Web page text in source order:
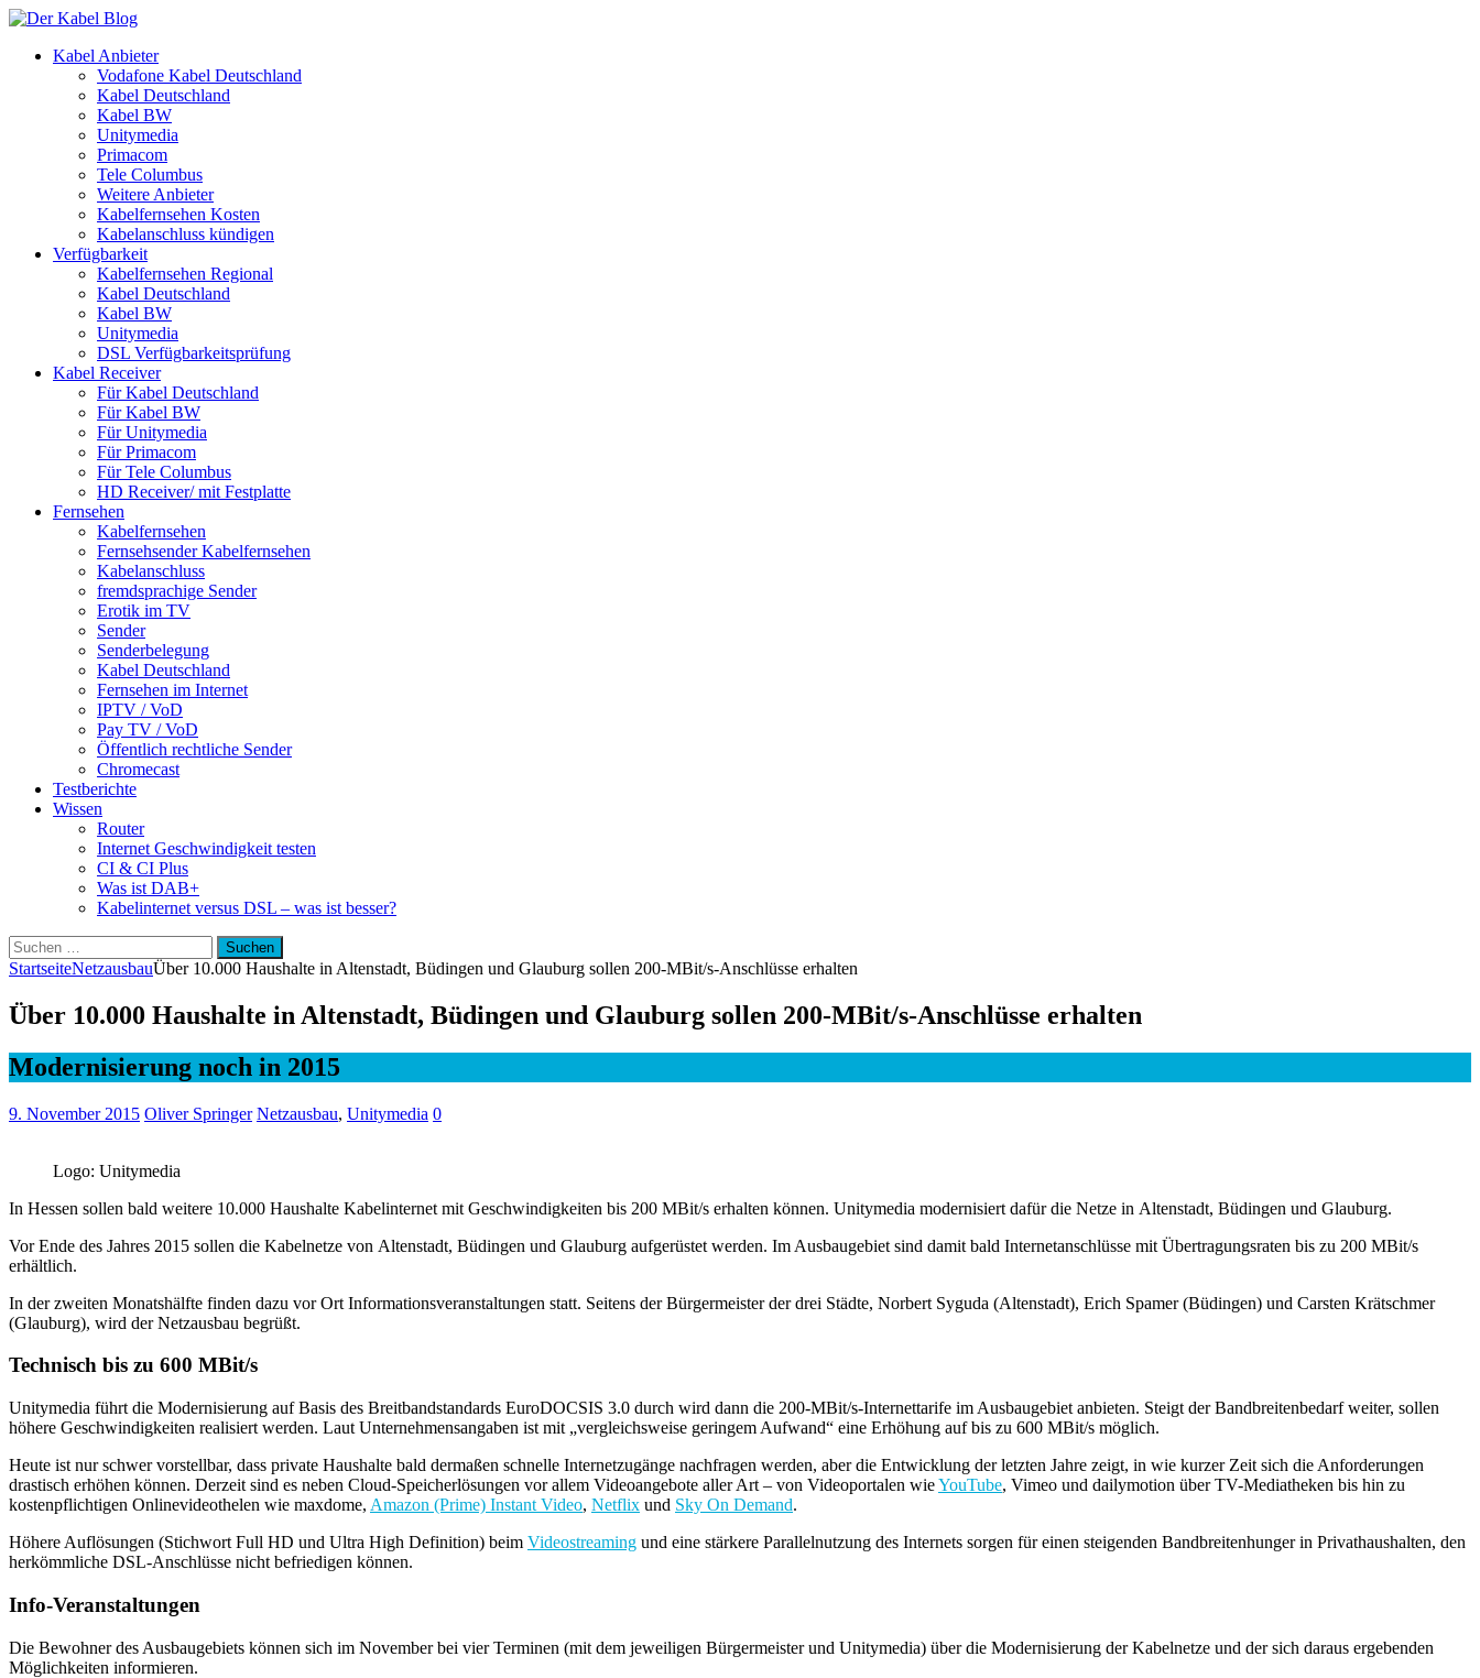
Kabel Anbieter
Vodafone Kabel Deutschland
Kabel Deutschland
Kabel BW
Unitymedia
Primacom
Tele Columbus
Weitere Anbieter
Kabelfernsehen Kosten
Kabelanschluss kündigen
Verfügbarkeit
Kabelfernsehen Regional
Kabel Deutschland
Kabel BW
Unitymedia
DSL Verfügbarkeitsprüfung
Kabel Receiver
Für Kabel Deutschland
Für Kabel BW
Für Unitymedia
Für Primacom
Für Tele Columbus
HD Receiver/ mit Festplatte
Fernsehen
Kabelfernsehen
Fernsehsender Kabelfernsehen
Kabelanschluss
fremdsprachige Sender
Erotik im TV
Sender
Senderbelegung
Kabel Deutschland
Fernsehen im Internet
IPTV / VoD
Pay TV / VoD
Öffentlich rechtliche Sender
Chromecast
Testberichte
Wissen
Router
Internet Geschwindigkeit testen
CI & CI Plus
Was ist DAB+
Kabelinternet versus DSL – was ist besser?
Suchen
nach:
StartseiteNetzausbauÜber 10.000 Haushalte in Altenstadt, Büdingen und Glauburg sollen 200-MBit/s-Anschlüsse erhalten
Über 10.000 Haushalte in Altenstadt, Büdingen und Glauburg sollen 200-MBit/s-Anschlüsse erhalten
Modernisierung noch in 2015
9. November 2015 Oliver Springer Netzausbau, Unitymedia 0
Logo: Unitymedia
In Hessen sollen bald weitere 10.000 Haushalte Kabelinternet mit Geschwindigkeiten bis 200 MBit/s erhalten können. Unitymedia modernisiert dafür die Netze in Altenstadt, Büdingen und Glauburg.
Vor Ende des Jahres 2015 sollen die Kabelnetze von Altenstadt, Büdingen und Glauburg aufgerüstet werden. Im Ausbaugebiet sind damit bald Internetanschlüsse mit Übertragungsraten bis zu 200 MBit/s
erhältlich.
In der zweiten Monatshälfte finden dazu vor Ort Informationsveranstaltungen statt. Seitens der Bürgermeister der drei Städte, Norbert Syguda (Altenstadt), Erich Spamer (Büdingen) und Carsten Krätschmer
(Glauburg), wird der Netzausbau begrüßt.
Technisch bis zu 600 MBit/s
Unitymedia führt die Modernisierung auf Basis des Breitbandstandards EuroDOCSIS 3.0 durch wird dann die 200-MBit/s-Internettarife im Ausbaugebiet anbieten. Steigt der Bandbreitenbedarf weiter, sollen
höhere Geschwindigkeiten realisiert werden. Laut Unternehmensangaben ist mit „vergleichsweise geringem Aufwand“ eine Erhöhung auf bis zu 600 MBit/s möglich.
Heute ist nur schwer vorstellbar, dass private Haushalte bald dermaßen schnelle Internetzugänge nachfragen werden, aber die Entwicklung der letzten Jahre zeigt, in wie kurzer Zeit sich die Anforderungen
drastisch erhöhen können. Derzeit sind es neben Cloud-Speicherlösungen vor allem Videoangebote aller Art – von Videoportalen wieYouTube, Vimeo und dailymotion über TV-Mediatheken bis hin zu
kostenpflichtigen Onlinevideothelen wie maxdome, Amazon (Prime) Instant Video, Netflix und Sky On Demand.
Höhere Auflösungen (Stichwort Full HD und Ultra High Definition) beim Videostreaming und eine stärkere Parallelnutzung des Internets sorgen für einen steigenden Bandbreitenhunger in Privathaushalten, den
herkömmliche DSL-Anschlüsse nicht befriedigen können.
Info-Veranstaltungen
Die Bewohner des Ausbaugebiets können sich im November bei vier Terminen (mit dem jeweiligen Bürgermeister und Unitymedia) über die Modernisierung der Kabelnetze und der sich daraus ergebenden
Möglichkeiten informieren.